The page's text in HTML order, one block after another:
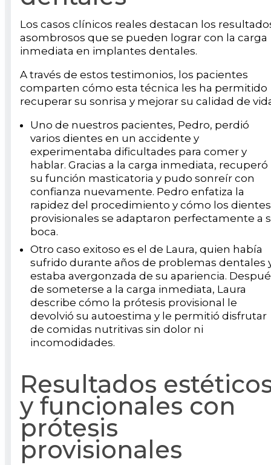
Los casos clínicos reales destacan los
asombrosos que se pueden lograr con la carga
inmediata en implantes dentales.
A través de estos testimonios, los pacientes
comparten cómo esta técnica les ha permitido
recuperar su sonrisa y mejorar su calidad de
Uno de nuestros pacientes, Pedro, perdió
varios dientes en un accidente y
experimentaba dificultades para comer y
hablar. Gracias a la carga inmediata, recuperó
su función masticatoria y pudo sonreír con
confianza nuevamente. Pedro enfatiza la
rapidez del procedimiento y cómo los dientes
provisionales se adaptaron perfectamente a
boca.
Otro caso exitoso es el de Laura, quien había
sufrido durante años de problemas dentales
estaba avergonzada de su apariencia.
de someterse a la carga inmediata, Laura
describe cómo la prótesis provisional le
devolvió su autoestima y le permitió disfrutar
de comidas nutritivas sin dolor ni
incomodidades.
Resultados
y funcionales con
prótesis
provisionales